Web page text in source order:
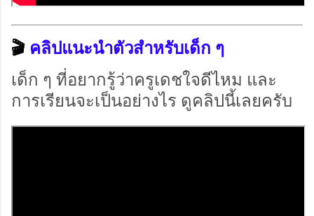
🎬 คลิปแนะนำตัวสำหรับเด็ก ๆ
เด็ก ๆ ที่อยากรู้ว่าครูเดชใจดีไหม และ
การเรียนจะเป็นอย่างไร ดูคลิปนี้เลยครับ